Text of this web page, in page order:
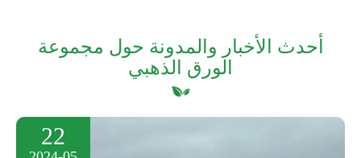
أحدث الأخبار والمدونة حول مجموعة
الورق الذهبي
22